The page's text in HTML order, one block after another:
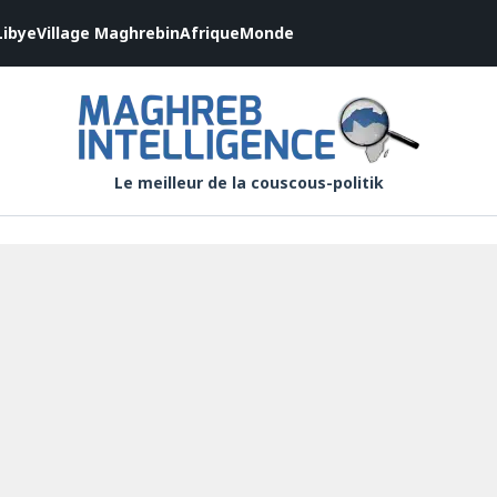
Village MaghrebinAfriqueMonde
Le meilleur de la couscous-politik